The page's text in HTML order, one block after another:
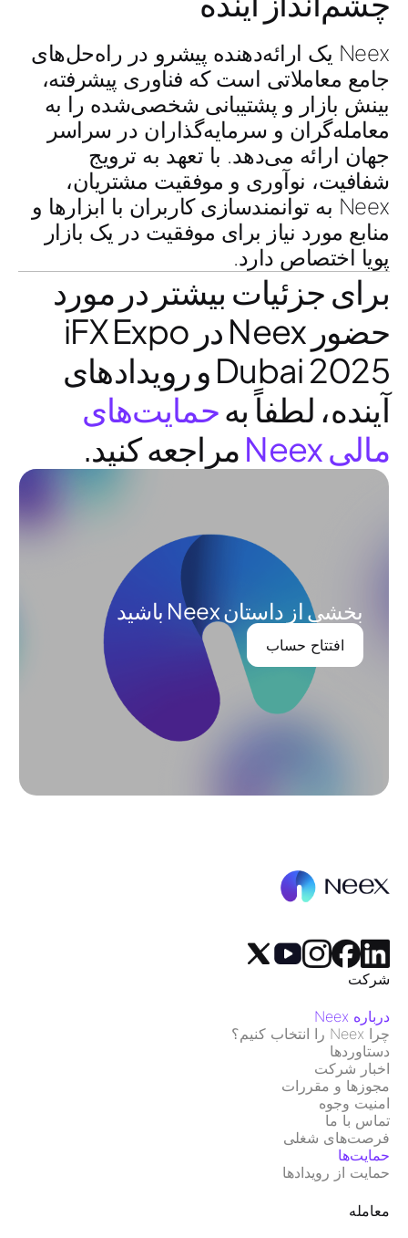
Neex یک ارائه‌دهنده پیشرو در راه‌حل‌های
جامع معاملاتی است که فناوری پیشرفته،
بینش بازار و پشتیبانی شخصی‌شده را به
معامله‌گران و سرمایه‌گذاران در سراسر
جهان ارائه می‌دهد. با تعهد به ترویج
شفافیت، نوآوری و موفقیت مشتریان،
Neex به توانمندسازی کاربران با ابزارها و
منابع مورد نیاز برای موفقیت در یک بازار
پویا اختصاص دارد.
برای جزئیات بیشتر در مورد
حضور Neex در iFX Expo
Dubai 2025 و رویدادهای
آینده، لطفاً بهحمایت‌های
مالی Neex
مراجعه کنید.
بخشی از داستان Neex باشید
افتتاح حساب
شرکت
درباره Neex
چرا Neex را انتخاب کنیم؟
دستاوردها
اخبار شرکت
مجوزها و مقررات
امنیت وجوه
تماس با ما
فرصت‌های شغلی
حمایت‌ها
حمایت از رویدادها
معامله